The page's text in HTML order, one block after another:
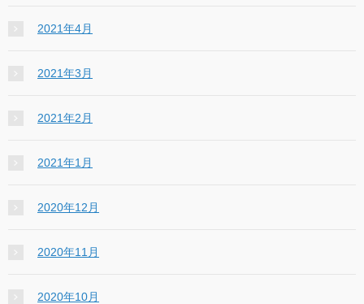
2021年4月
2021年3月
2021年2月
2021年1月
2020年12月
2020年11月
2020年10月